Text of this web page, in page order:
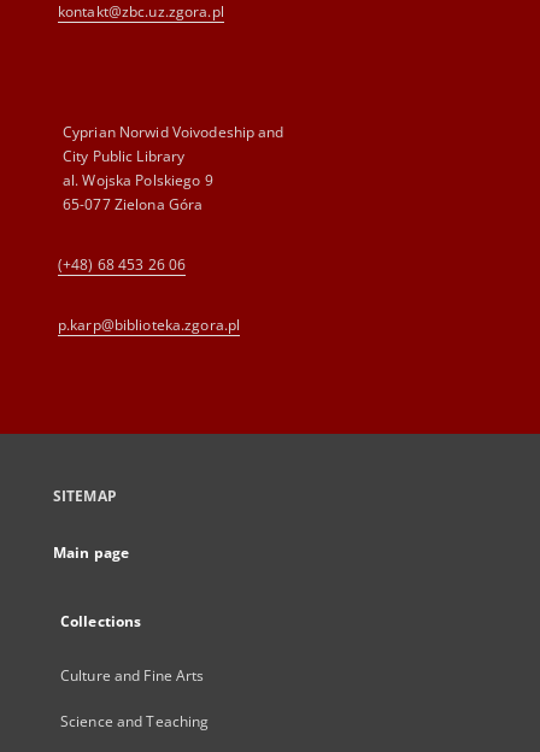
kontakt@zbc.uz.zgora.pl
Cyprian Norwid Voivodeship and
City Public Library
al. Wojska Polskiego 9
65-077 Zielona Góra
(+48) 68 453 26 06
p.karp@biblioteka.zgora.pl
SITEMAP
Main page
Collections
Culture and Fine Arts
Science and Teaching